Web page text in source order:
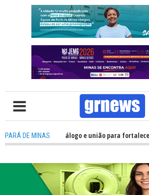
PARÁ DE MINAS
de mais diálogo e união para fortalecer